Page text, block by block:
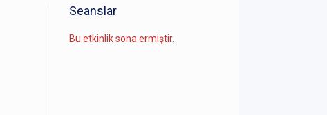
Seanslar
Bu etkinlik sona ermiştir.